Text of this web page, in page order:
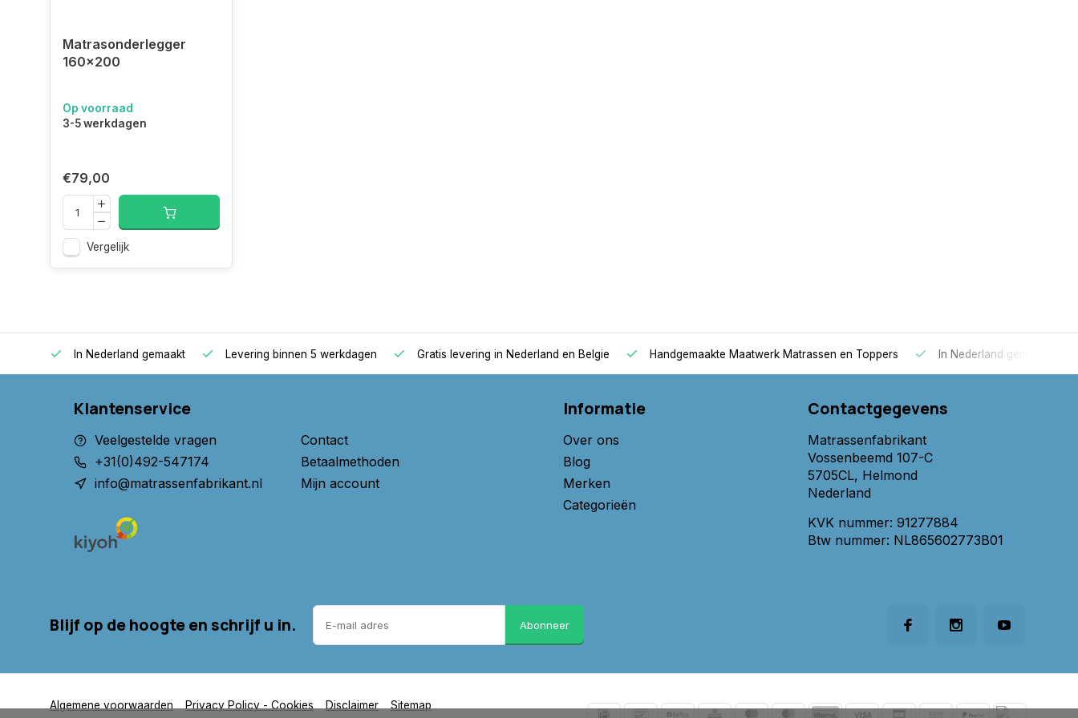
Niet wasbaar, Oko-Tex standaard 100
Rondom afgebiesd met een biesband.
Matrasonderlegger
160x200
Op voorraad
3-5 werkdagen
€79,00
Vergelijk
In Nederland gemaakt Levering binnen 5 werkdagen Gratis levering in Nederland en Belgie Handgemaakte Maatwerk Matrassen en Toppers In Nederland gemaakt
Klantenservice
Veelgestelde vragen
+31(0)492-547174
info@matrassenfabrikant.nl
Contact
Betaalmethoden
Mijn account
Informatie
Over ons
Blog
Merken
Categorieën
Contactgegevens
Matrassenfabrikant
Vossenbeemd 107-C
5705CL, Helmond
Nederland
KVK nummer: 91277884
Btw nummer: NL865602773B01
Blijf op de hoogte en schrijf u in. Abonneer
Algemene voorwaarden Privacy Policy - Cookies Disclaimer
Sitemap